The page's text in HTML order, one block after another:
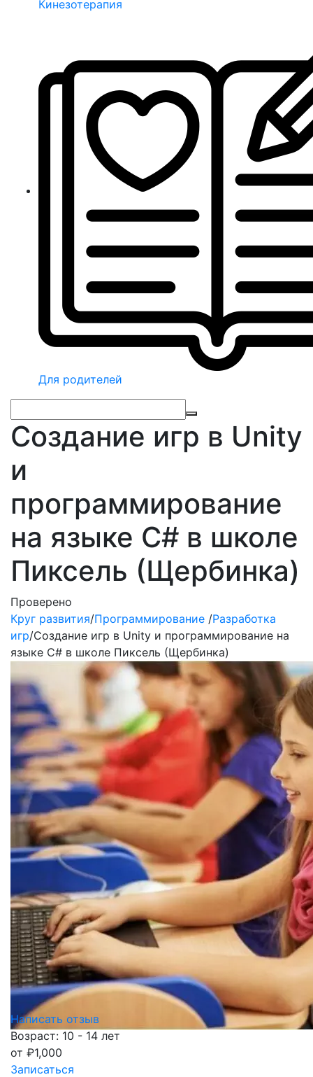
Кинезотерапия
Для родителей
Создание игр в Unity
и
программирование
на языке C# в школе
Пиксель (Щербинка)
Проверено
Круг развития/Программирование /Разработка
игр/Создание игр в Unity и программирование на
языке C# в школе Пиксель (Щербинка)
Написать отзыв
Возраст: 10 - 14 лет
от ₽1,000
Записаться